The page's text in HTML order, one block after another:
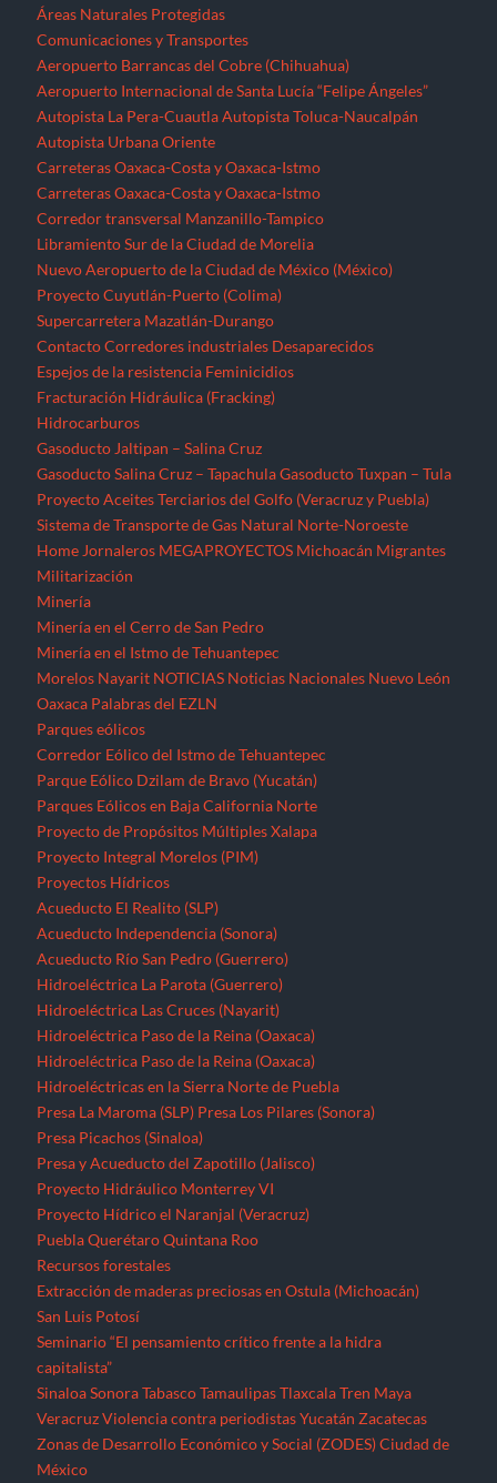
Áreas Naturales Protegidas
Comunicaciones y Transportes
Aeropuerto Barrancas del Cobre (Chihuahua)
Aeropuerto Internacional de Santa Lucía “Felipe Ángeles”
Autopista La Pera-Cuautla Autopista Toluca-Naucalpán
Autopista Urbana Oriente
Carreteras Oaxaca-Costa y Oaxaca-Istmo
Carreteras Oaxaca-Costa y Oaxaca-Istmo
Corredor transversal Manzanillo-Tampico
Libramiento Sur de la Ciudad de Morelia
Nuevo Aeropuerto de la Ciudad de México (México)
Proyecto Cuyutlán-Puerto (Colima)
Supercarretera Mazatlán-Durango
Contacto Corredores industriales Desaparecidos
Espejos de la resistencia Feminicidios
Fracturación Hidráulica (Fracking)
Hidrocarburos
Gasoducto Jaltipan – Salina Cruz
Gasoducto Salina Cruz – Tapachula Gasoducto Tuxpan – Tula
Proyecto Aceites Terciarios del Golfo (Veracruz y Puebla)
Sistema de Transporte de Gas Natural Norte-Noroeste
Home Jornaleros MEGAPROYECTOS Michoacán Migrantes
Militarización
Minería
Minería en el Cerro de San Pedro
Minería en el Istmo de Tehuantepec
Morelos Nayarit NOTICIAS Noticias Nacionales Nuevo León
Oaxaca Palabras del EZLN
Parques eólicos
Corredor Eólico del Istmo de Tehuantepec
Parque Eólico Dzilam de Bravo (Yucatán)
Parques Eólicos en Baja California Norte
Proyecto de Propósitos Múltiples Xalapa
Proyecto Integral Morelos (PIM)
Proyectos Hídricos
Acueducto El Realito (SLP)
Acueducto Independencia (Sonora)
Acueducto Río San Pedro (Guerrero)
Hidroeléctrica La Parota (Guerrero)
Hidroeléctrica Las Cruces (Nayarit)
Hidroeléctrica Paso de la Reina (Oaxaca)
Hidroeléctrica Paso de la Reina (Oaxaca)
Hidroeléctricas en la Sierra Norte de Puebla
Presa La Maroma (SLP) Presa Los Pilares (Sonora)
Presa Picachos (Sinaloa)
Presa y Acueducto del Zapotillo (Jalisco)
Proyecto Hidráulico Monterrey VI
Proyecto Hídrico el Naranjal (Veracruz)
Puebla Querétaro Quintana Roo
Recursos forestales
Extracción de maderas preciosas en Ostula (Michoacán)
San Luis Potosí
Seminario “El pensamiento crítico frente a la hidra
capitalista”
Sinaloa Sonora Tabasco Tamaulipas Tlaxcala Tren Maya
Veracruz Violencia contra periodistas Yucatán Zacatecas
Zonas de Desarrollo Económico y Social (ZODES) Ciudad de
México